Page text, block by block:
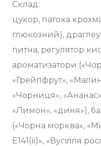
Склад:
цукор, патока
глюкозний),
питна, регулятор
ароматизатори
«Грейпфрут»,
«Чорниця»,
«Лимон», «диня»),
(«Чорна морква»,
Е141(іі)», «Вугілля